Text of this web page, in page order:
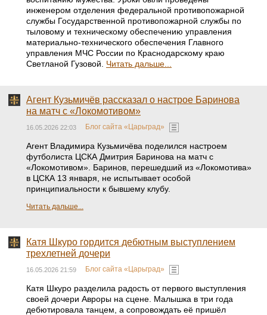
инженером отделения федеральной противопожарной
службы Государственной противопожарной службы по
тыловому и техническому обеспечению управления
материально-технического обеспечения Главного
управления МЧС России по Краснодарскому краю
Светланой Гузовой. Читать дальше...
Агент Кузьмичёв рассказал о настрое Баринова
на матч с «Локомотивом»
16.05.2026 22:03 Блог сайта «Царьград»
Агент Владимира Кузьмичёва поделился настроем
футболиста ЦСКА Дмитрия Баринова на матч с
«Локомотивом». Баринов, перешедший из «Локомотива»
в ЦСКА 13 января, не испытывает особой
принципиальности к бывшему клубу.
Читать дальше...
Катя Шкуро гордится дебютным выступлением
трехлетней дочери
16.05.2026 21:59 Блог сайта «Царьград»
Катя Шкуро разделила радость от первого выступления
своей дочери Авроры на сцене. Малышка в три года
дебютировала танцем, а сопровождать её пришёл